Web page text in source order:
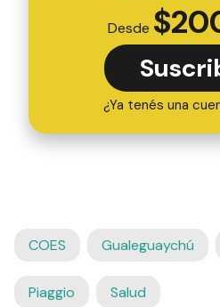
Desde $
¿Ya tenés una
COES Gualeguaychú
Piaggio Salud